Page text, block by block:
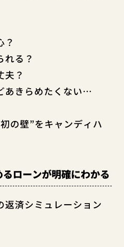
？
れる？
夫？
あきらめたくない…
の壁”をキャンディハ
ローンが明確にわかる
返済シミュレーション